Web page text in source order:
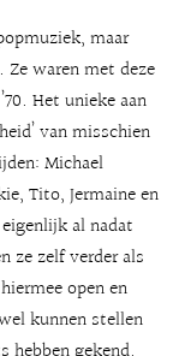
maar
Ze waren met deze
Het unieke aan
van misschien
Michael
Tito, Jermaine en
al nadat
ze zelf verder als
open en
kunnen stellen